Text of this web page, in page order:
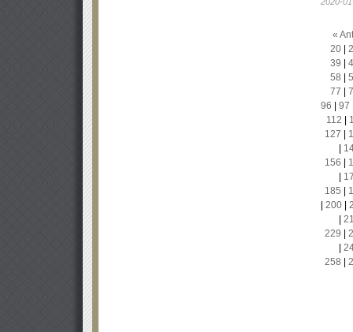
«
20|
39
58
77
96
97
112
127
156
185
200|
229
258